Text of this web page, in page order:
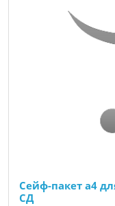
Сейф-пакет а4
СД